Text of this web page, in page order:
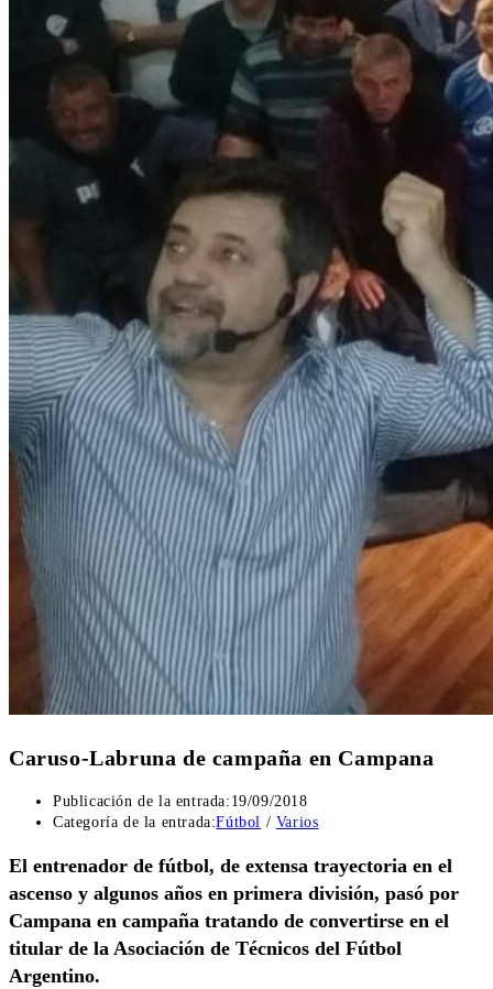
Caruso-Labruna de campaña en Campana
Publicación de la entrada: 19/09/2018
Categoría de la entrada:Fútbol / Varios
El entrenador de fútbol, de extensa trayectoria en el
ascenso y algunos años en primera división, pasó por
Campana en campaña tratando de convertirse en el
titular de la Asociación de Técnicos del Fútbol
Argentino.